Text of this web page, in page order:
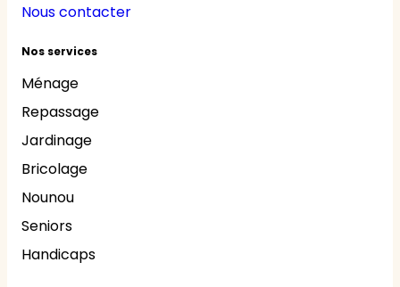
Nous contacter
Nos services
Ménage
Repassage
Jardinage
Bricolage
Nounou
Seniors
Handicaps